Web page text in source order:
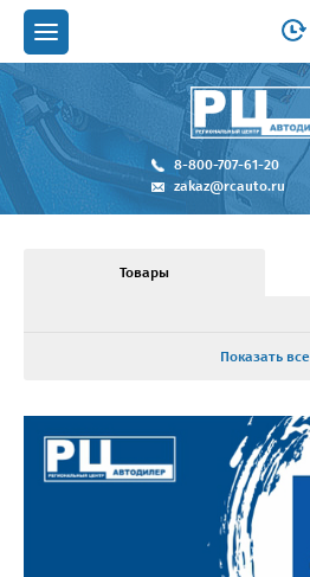
8-800-707-61-20
zakaz@rcauto.ru
Товары
Показать все